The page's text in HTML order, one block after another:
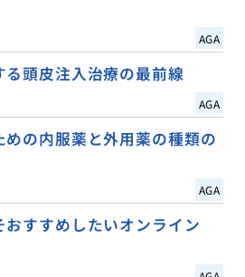
AGA
頭皮注入治療の最前線
AGA
の内服薬と外用薬の種類の
AGA
すすめしたいオンライン